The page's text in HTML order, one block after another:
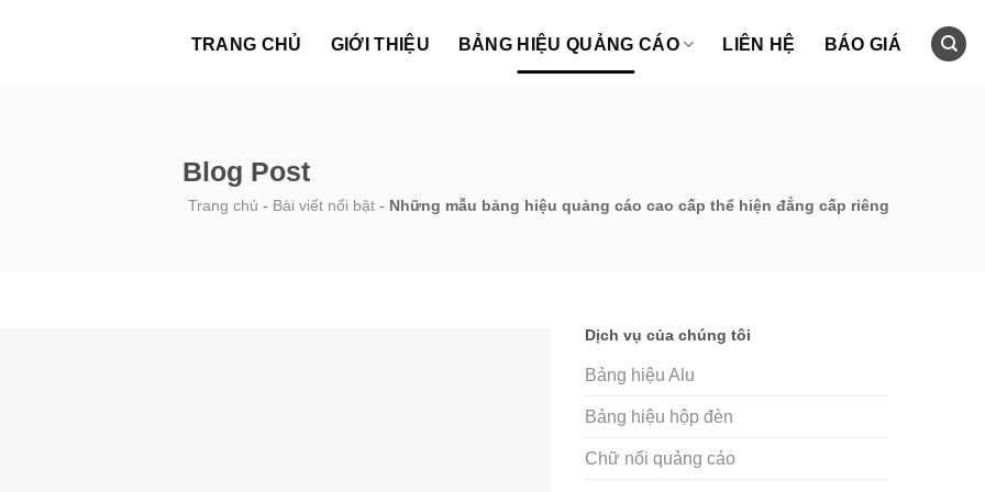
TRANG CHỦ GIỚI THIỆU BẢNG HIỆU QUẢNG CÁO LIÊN HỆ BÁO GIÁ
Blog Post
Trang chủ - Bài viết nổi bật - Những mẫu bảng hiệu quảng cáo cao cấp thể hiện đẳng cấp riêng
Dịch vụ của chúng tôi
Bảng hiệu Alu
Bảng hiệu hộp đèn
Chữ nổi quảng cáo